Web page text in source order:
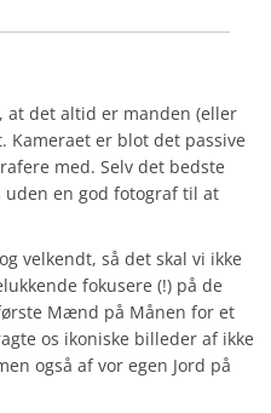
det altid er manden (eller
Kameraet er blot det passive
med. Selv det bedste
uden en god fotograf til at
velkendt, så det skal vi ikke
fokusere (!) på de
Mænd på Månen for et
os ikoniske billeder af ikke
også af vor egen Jord på